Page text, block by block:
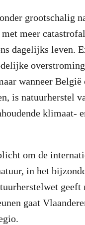
grootschalig
meer
dagelijks leven.
wanneer België
is natuurherstel
klimaat-
om de
in het
gaat